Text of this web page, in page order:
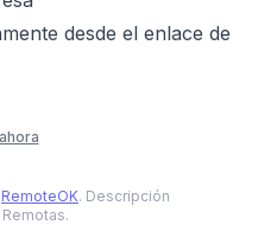
desde el enlace de
RemoteOK. Descripción